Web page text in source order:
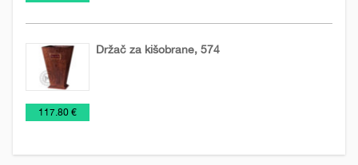
Držač za kišobrane, 574
117.80 €